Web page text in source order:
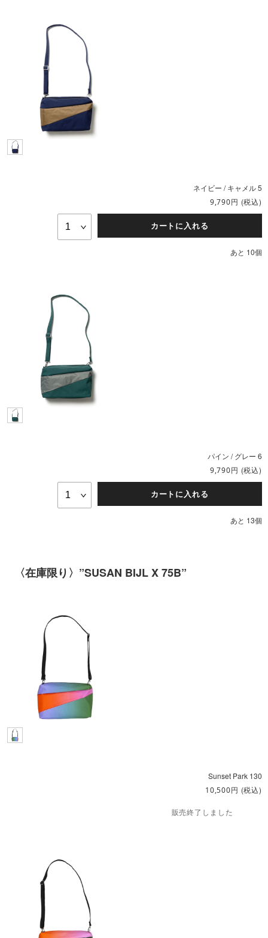
ネイビー / キャメル 5
9,790円 (税込)
カートに入れる
あと 10個
パイン / グレー 6
9,790円 (税込)
カートに入れる
あと 13個
〈在庫限り〉”SUSAN BIJL X 75B”
Sunset Park 130
10,500円 (税込)
販売終了しました